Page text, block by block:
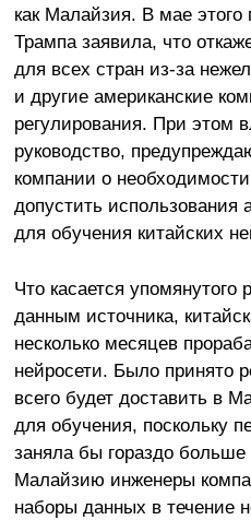
как Малайзия. В мае этого
Трампа заявила, что
для всех стран из-за
и другие американские
регулирования. При этом
руководство,
компании о
допустить использования
для обучения китайских
Что касается упомянутого
данным источника,
несколько месяцев
нейросети. Было принято
всего будет доставить в
для обучения, поскольку
заняла бы гораздо
Малайзию инженеры
наборы данных в течение